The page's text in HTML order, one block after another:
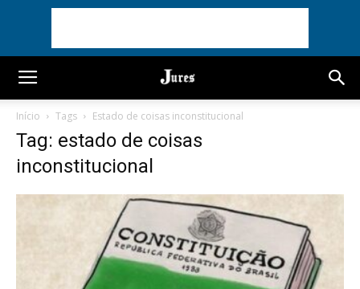
Início Tags Estado de coisas inconstitucional
Tag: estado de coisas
inconstitucional